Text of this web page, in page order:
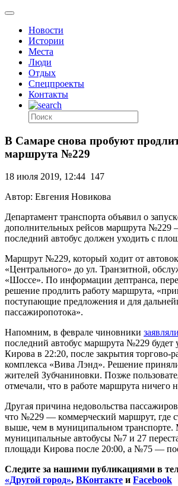
Новости
Истории
Места
Люди
Отдых
Спецпроекты
Контакты
В Самаре снова пробуют
маршрута №229
18 июля 2019, 12:44 147
Автор: Евгения Новикова
Департамент транспорта объявил о
дополнительных рейсов маршрута №229
последний автобус должен уходить с
Маршрут №229, который ходит от
«Центрального» до ул. Транзитной,
«Шоссе». По информации дептранса,
решение продлить работу маршрута,
поступающие предложения и для
пассажиропотока».
Напомним, в феврале чиновники заявляли
последний автобус маршрута №229 будет
Кирова в 22:20, после закрытия торгово-
комплекса «Вива Лэнд». Решение
жителей Зубчаниновки. Позже
отмечали, что в работе маршрута ничего
Другая причина недовольства
что №229 — коммерческий маршрут, где
выше, чем в муниципальном
муниципальные автобусы №7 и 27
площади Кирова после 20:00, а №75 —
Следите за нашими публикациями в
«Другой город», ВКонтакте и Facebook